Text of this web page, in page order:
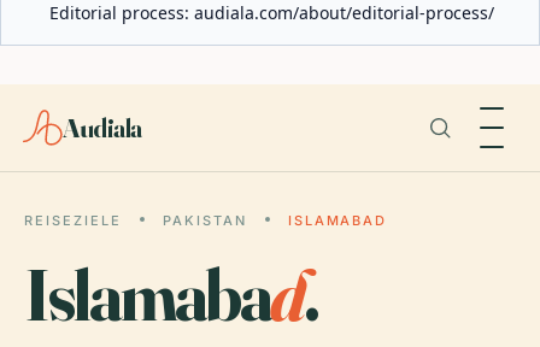
Editorial process: audiala.com/about/editorial-process/
Audiala
REISEZIELE PAKISTAN ISLAMABAD
Islamabad.